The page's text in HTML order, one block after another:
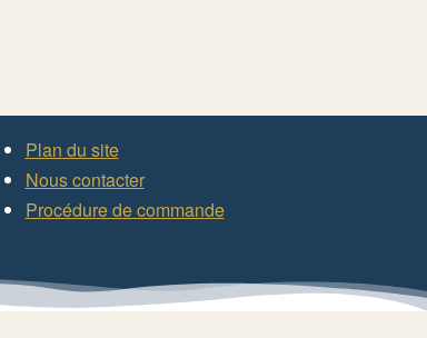
Plan du site
Nous contacter
Procédure de commande